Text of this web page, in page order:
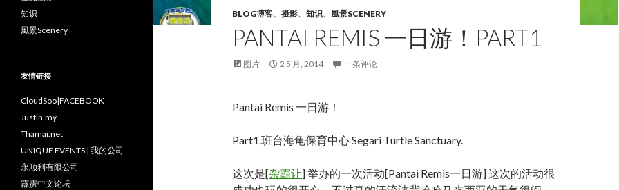
BLOG博客、 摄影、 知识、 風景SCENERY
PANTAI REMIS 一日游！PART1
图片 2 5 月, 2014 一条评论
Pantai Remis 一日游！
Part1.班台海龟保育中心 Segari Turtle Sanctuary.
这次是[杂霸让] 举办的一次活动[Pantai Remis一日游] 这次的活动很
知识
風景Scenery
友情链接
CloudSoo|FACEBOOK
Justin.my
Thamai.net
UNIQUE EVENTS | 我的公司
永顺利有限公司
霹雳中文论坛